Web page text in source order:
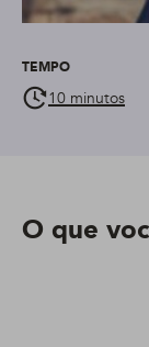
TEMPO
10 minutos
O que